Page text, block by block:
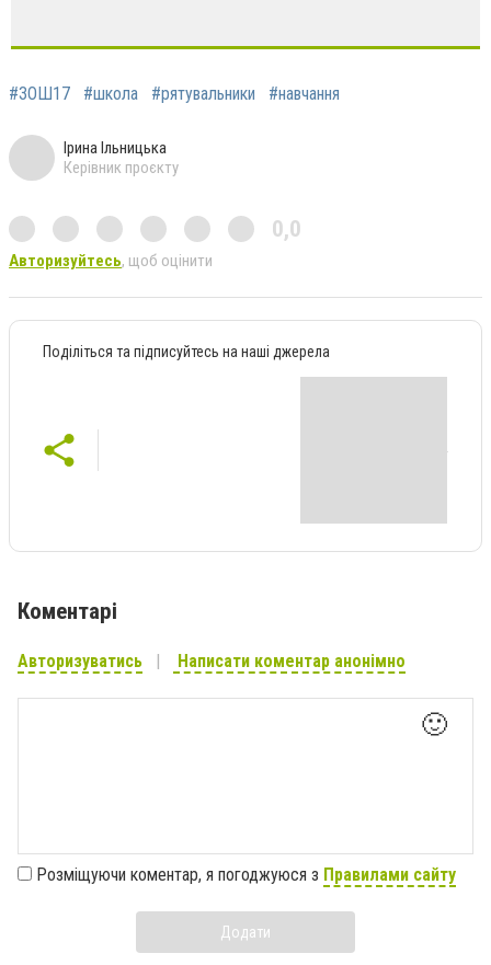
#ЗОШ17 #школа #рятувальники #навчання
Ірина Ільницька
Керівник проєкту
0,0
Авторизуйтесь, щоб оцінити
Поділіться та підписуйтесь на наші джерела
Коментарі
Авторизуватись Написати коментар анонімно
🙂
Розміщуючи коментар, я погоджуюся з Правилами сайту
Додати